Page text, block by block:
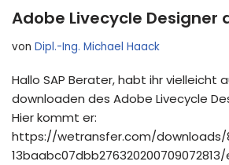
Adobe Livecycle Designer
von Dipl.-Ing. Michael Haack
Hallo SAP Berater, habt ihr vielleicht
downloaden des Adobe Livecycle
Hier kommt er:
https://wetransfer.com/downloads/